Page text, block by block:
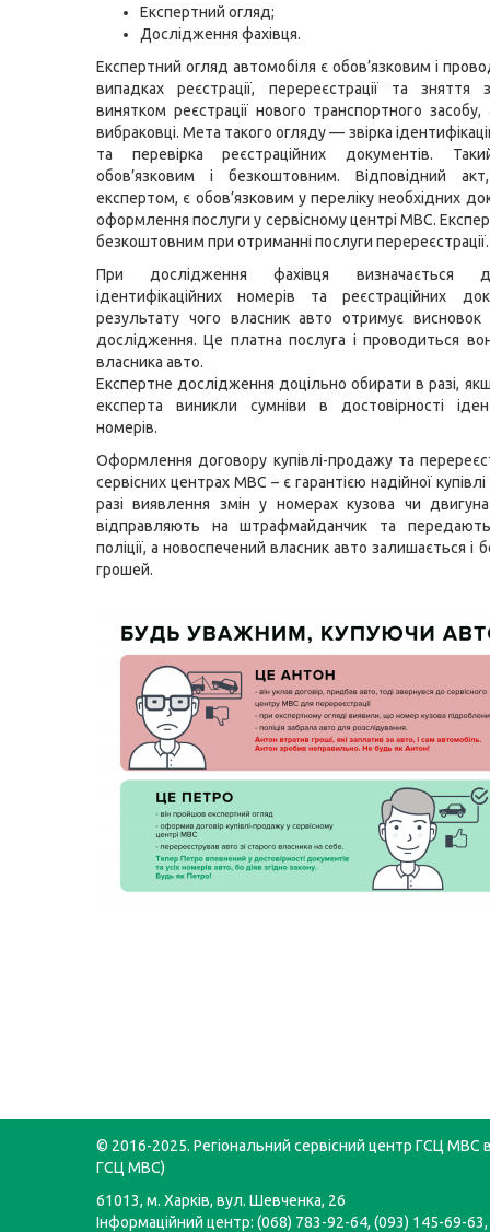
Експертний огляд;
Дослідження фахівця.
Експертний огляд автомобіля є обов’язковим і
випадках реєстрації, перереєстрації та зняття
винятком реєстрації нового транспортного
вибраковці. Мета такого огляду — звірка
та перевірка реєстраційних документів.
обов’язковим і безкоштовним. Відповідний
експертом, є обов’язковим у переліку необхідних
оформлення послуги у сервісному центрі МВС.
безкоштовним при отриманні послуги перереєстрації.
При дослідження фахівця визначається
ідентифікаційних номерів та реєстраційних
результату чого власник авто отримує висновок
дослідження. Це платна послуга і проводиться
власника авто.
Експертне дослідження доцільно обирати в разі,
експерта виникли сумніви в достовірності
номерів.
Оформлення договору купівлі-продажу та
сервісних центрах МВС – є гарантією надійної
разі виявлення змін у номерах кузова чи
відправляють на штрафмайданчик та
поліції, а новоспечений власник авто залишається і
грошей.
© 2016-2025. Регіональний сервісний центр ГСЦ МВС в
ГСЦ МВС)
61013, м. Харків, вул. Шевченка, 26
Інформаційний центр: (068) 783-92-64, (093) 145-69-